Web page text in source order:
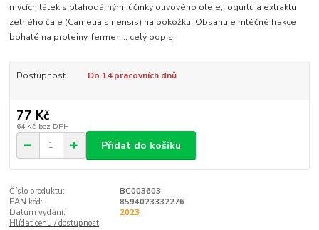
mycích látek s blahodárnými účinky olivového oleje, jogurtu a extraktu
zelného čaje (Camelia sinensis) na pokožku. Obsahuje mléčné frakce
bohaté na proteiny, fermen... celý popis
Dostupnost Do 14 pracovních dnů
77 Kč
64 Kč bez DPH
Přidat do košíku
Číslo produktu:
BC003603
EAN kód:
8594023332276
Datum vydání:
2023
Hlídat cenu / dostupnost